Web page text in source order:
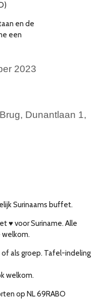
en de
een
2023
Dunantlaan 1,
Surinaams buffet.
♥ voor Suriname. Alle
welkom.
als groep. Tafel-indeling
welkom.
op NL 69RABO